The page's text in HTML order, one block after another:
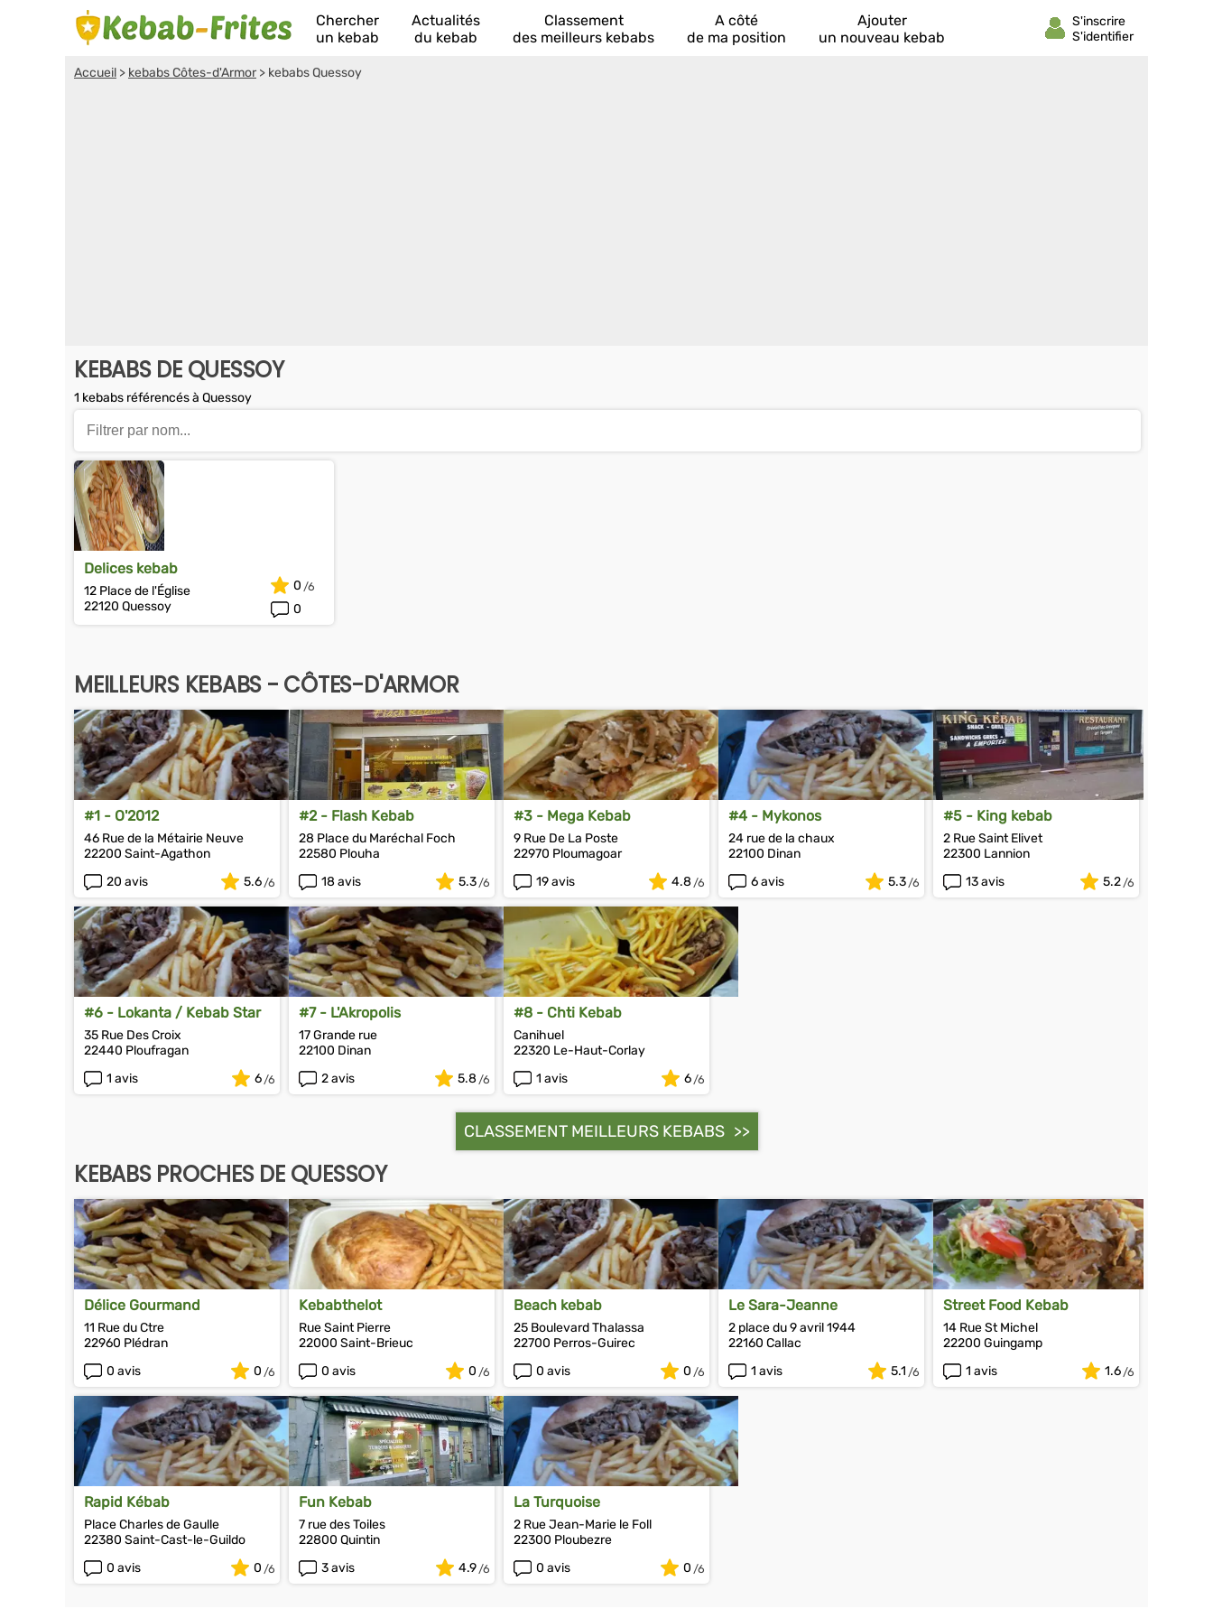
Chercher
un kebab
Actualités
du kebab
Classement
des meilleurs kebabs
A côté
de ma position
Ajouter
un nouveau kebab
Accueil > kebabs Côtes-d'Armor > kebabs Quessoy
KEBABS DE QUESSOY
1 kebabs référencés à Quessoy
Delices kebab
12 Place de l'Église
22120 Quessoy
0
0
MEILLEURS KEBABS - CÔTES-D'ARMOR
#1 - O'2012
46 Rue de la Métairie Neuve
22200 Saint-Agathon
20 avis
5.6
#2 - Flash Kebab
28 Place du Maréchal Foch
22580 Plouha
18 avis
5.3
#3 - Mega Kebab
9 Rue De La Poste
22970 Ploumagoar
19 avis
4.8
#4 - Mykonos
24 rue de la chaux
22100 Dinan
6 avis
5.3
#5 - King kebab
2 Rue Saint Elivet
22300 Lannion
13 avis
5.2
#6 - Lokanta / Kebab Star
35 Rue Des Croix
22440 Ploufragan
1 avis
6
#7 - L'Akropolis
17 Grande rue
22100 Dinan
2 avis
5.8
#8 - Chti Kebab
Canihuel
22320 Le-Haut-Corlay
1 avis
6
CLASSEMENT MEILLEURS KEBABS
KEBABS PROCHES DE QUESSOY
Délice Gourmand
11 Rue du Ctre
22960 Plédran
0 avis
0
Kebabthelot
Rue Saint Pierre
22000 Saint-Brieuc
0 avis
0
Beach kebab
25 Boulevard Thalassa
22700 Perros-Guirec
0 avis
0
Le Sara-Jeanne
2 place du 9 avril 1944
22160 Callac
1 avis
5.1
Street Food Kebab
14 Rue St Michel
22200 Guingamp
1 avis
1.6
Rapid Kébab
Place Charles de Gaulle
22380 Saint-Cast-le-Guildo
0 avis
0
Fun Kebab
7 rue des Toiles
22800 Quintin
3 avis
4.9
La Turquoise
2 Rue Jean-Marie le Foll
22300 Ploubezre
0 avis
0